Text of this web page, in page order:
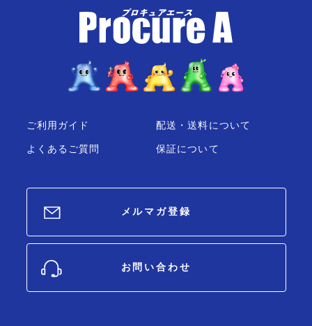
ご利用ガイド
よくあるご質問
配送・送料について
保証について
メルマガ登録
お問い合わせ